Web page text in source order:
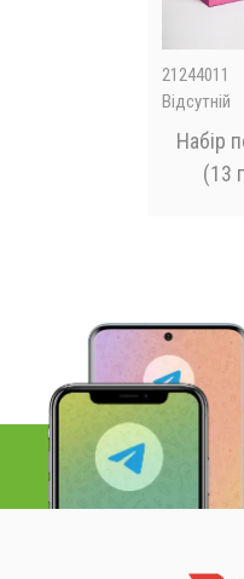
21244011
Відсутній
Набір
(13